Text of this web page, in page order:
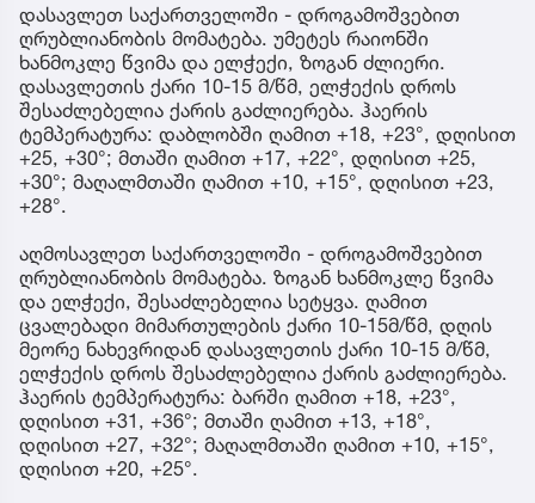
დასავლეთ საქართველოში - დროგამოშვებით
ღრუბლიანობის მომატება. უმეტეს რაიონში
ხანმოკლე წვიმა და ელჭექი, ზოგან ძლიერი.
დასავლეთის ქარი 10-15 მ/წმ, ელჭექის დროს
შესაძლებელია ქარის გაძლიერება. ჰაერის
ტემპერატურა: დაბლობში ღამით +18, +23°, დღისით
+25, +30°; მთაში ღამით +17, +22°, დღისით +25,
+30°; მაღალმთაში ღამით +10, +15°, დღისით +23,
+28°.
აღმოსავლეთ საქართველოში - დროგამოშვებით
ღრუბლიანობის მომატება. ზოგან ხანმოკლე წვიმა
და ელჭექი, შესაძლებელია სეტყვა. ღამით
ცვალებადი მიმართულების ქარი 10-15მ/წმ, დღის
მეორე ნახევრიდან დასავლეთის ქარი 10-15 მ/წმ,
ელჭექის დროს შესაძლებელია ქარის გაძლიერება.
ჰაერის ტემპერატურა: ბარში ღამით +18, +23°,
დღისით +31, +36°; მთაში ღამით +13, +18°,
დღისით +27, +32°; მაღალმთაში ღამით +10, +15°,
დღისით +20, +25°.